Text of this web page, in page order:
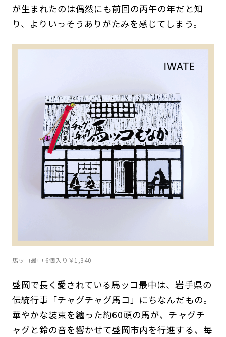
が生まれたのは偶然にも前回の丙午の年だと知
り、よりいっそうありがたみを感じてしまう。
馬ッコ最中 6個入り￥1,340
盛岡で長く愛されている馬ッコ最中は、岩手県の
伝統行事「チャグチャグ馬コ」にちなんだもの。
華やかな装束を纏った約60頭の馬が、チャグチ
ャグと鈴の音を響かせて盛岡市内を行進する、毎